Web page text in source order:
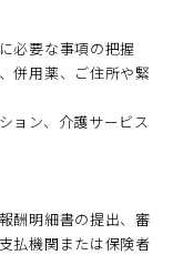
必要な事項の把握
併用薬、ご住所や緊
ョン、介護サービス
酬明細書の提出、審
払機関または保険者